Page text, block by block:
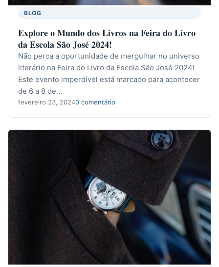
BLOG
Explore o Mundo dos Livros na Feira do Livro
da Escola São José 2024!
Não perca a oportunidade de mergulhar no universo
literário na Feira do Livro da Escola São José 2024!
Este evento imperdível está marcado para acontecer
de 6 a 8 de…
fevereiro 23, 20240 comentário